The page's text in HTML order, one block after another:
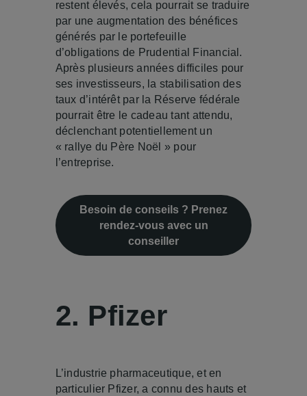
restent élevés, cela pourrait se traduire
par une augmentation des bénéfices
générés par le portefeuille
d’obligations de Prudential Financial.
Après plusieurs années difficiles pour
ses investisseurs, la stabilisation des
taux d’intérêt par la Réserve fédérale
pourrait être le cadeau tant attendu,
déclenchant potentiellement un
« rallye du Père Noël » pour
l’entreprise.
Besoin de conseils ? Prenez
rendez-vous avec un
conseiller
2. Pfizer
L’industrie pharmaceutique, et en
particulier Pfizer, a connu des hauts et